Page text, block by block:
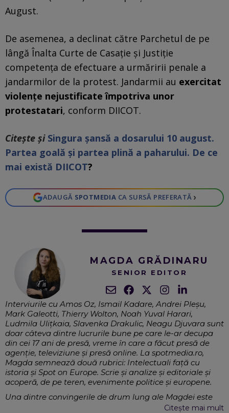
August.
De asemenea, a declinat către Parchetul de pe
lângă Înalta Curte de Casație și Justiție
competența de efectuare a urmăririi penale a
jandarmilor de la protest. Jandarmii au exercitat
violențe nejustificate împotriva unor
protestatari, conform DIICOT.
Citește și Singura șansă a dosarului 10 august.
Partea goală și partea plină a paharului. De ce
mai există DIICOT?
ADAUGĂ SPOTMEDIA CA SURSĂ PREFERATĂ ›
MAGDA GRĂDINARU
SENIOR EDITOR
Interviurile cu Amos Oz, Ismail Kadare, Andrei Pleșu,
Mark Galeotti, Thierry Wolton, Noah Yuval Harari,
Ludmila Ulițkaia, Slavenka Drakulic, Neagu Djuvara sunt
doar câteva dintre lucrurile bune pe care le-ar decupa
din cei 17 ani de presă, vreme în care a făcut presă de
agenție, televiziune și presă online. La spotmedia.ro,
Magda semnează două rubrici: Intelectuali față cu
istoria și Spot on Europe. Scrie și analize și editoriale și
acoperă, de pe teren, evenimente politice și europene.
Una dintre convingerile de drum lung ale Magdei este
aceea că jurnalismul este o profesie de interval, care
Citește mai mult